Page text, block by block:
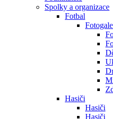
Spolky a organizace
Fotbal
Hasiči
Hasiči
Hasiči